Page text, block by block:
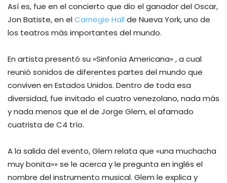
Así es, fue en el concierto que dio el ganador del Oscar,
Jon Batiste, en elCarnegie Hall de Nueva York, uno de
los teatros más importantes del mundo.
En artista presentó su «Sinfonía Americana» , a cual
reunió sonidos de diferentes partes del mundo que
conviven en Estados Unidos. Dentro de toda esa
diversidad, fue invitado el cuatro venezolano, nada más
y nada menos que el de Jorge Glem, el afamado
cuatrista de C4 trío.
A la salida del evento, Glem relata que «una muchacha
muy bonita»» se le acerca y le pregunta en inglés el
nombre del instrumento musical. Glem le explica y